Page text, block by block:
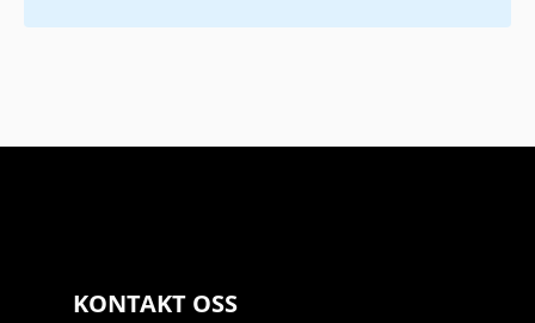
KONTAKT OSS